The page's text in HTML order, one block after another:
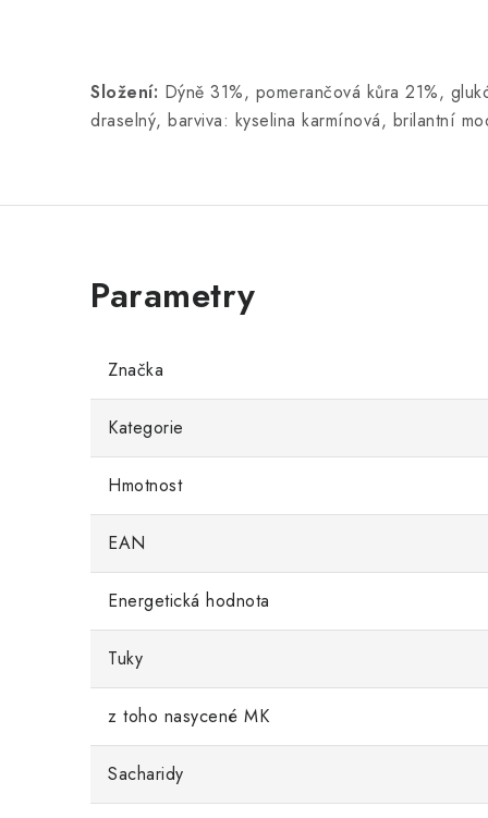
Složení: Dýně 31%, pomerančová kůra 21%,
draselný, barviva: kyselina karmínová, brilantní
Značka
Kategorie
Hmotnost
EAN
Energetická hodnota
Tuky
z toho nasycené MK
Sacharidy